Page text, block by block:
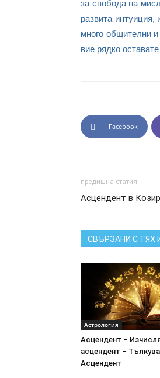
за свобода на
развита
много общителни
вие рядко
Facebook
предишна статия
Асцендент в
СВЪРЗАНИ С ТЯХ
Астрология
Асцендент –
асцендент –
Асцендент